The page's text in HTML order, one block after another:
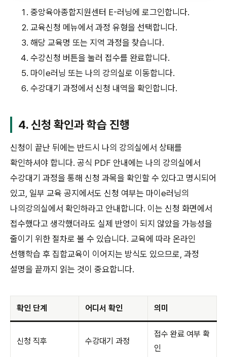
중앙육아종합지원센터 E-러닝에 로그인합니다.
교육신청 메뉴에서 과정 유형을 선택합니다.
해당 교육명 또는 지역 과정을 찾습니다.
수강신청 버튼을 눌러 접수를 완료합니다.
마이e러닝 또는 나의 강의실로 이동합니다.
수강대기 과정에서 신청 내역을 확인합니다.
4. 신청 확인과 학습 진행
신청이 끝난 뒤에는 반드시 나의 강의실에서 상태를
확인하셔야 합니다. 공식 PDF 안내에는 나의 강의실에서
수강대기 과정을 통해 신청 과목을 확인할 수 있다고 명시되어
있고, 일부 교육 공지에서도 신청 여부는 마이e러닝의
나의강의실에서 확인하라고 안내합니다. 이는 신청 화면에서
접수했다고 생각했더라도 실제 반영이 되지 않았을 가능성을
줄이기 위한 절차로 볼 수 있습니다. 교육에 따라 온라인
선행학습 후 집합교육이 이어지는 방식도 있으므로, 과정
설명을 끝까지 읽는 것이 중요합니다.
확인 단계 어디서 확인 의미
신청 직후 수강대기 과정
접수 완료 여부 확
인